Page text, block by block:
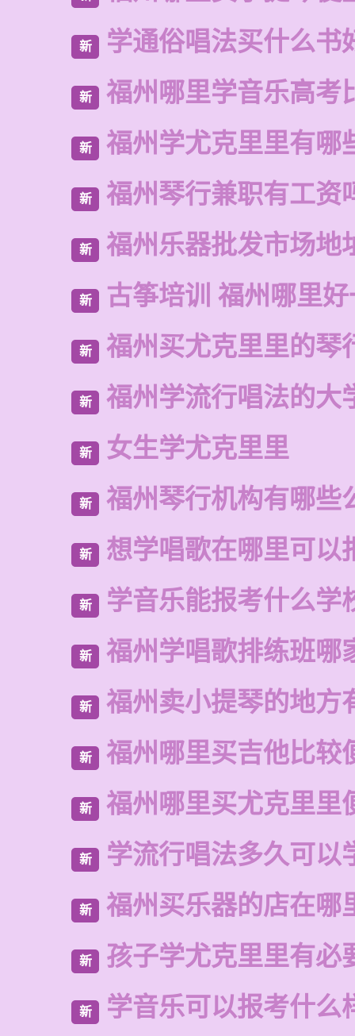
新 学通俗唱法买什么书
新 福州哪里学音乐高考
新 福州学尤克里里有哪
新 福州琴行兼职有工资
新 福州乐器批发市场地
新 古筝培训 福州哪里
新 福州买尤克里里的琴
新 福州学流行唱法的大
新 女生学尤克里里
新 福州琴行机构有哪些
新 想学唱歌在哪里可以
新 学音乐能报考什么学
新 福州学唱歌排练班哪
新 福州卖小提琴的地方
新 福州哪里买吉他比较
新 福州哪里买尤克里里
新 学流行唱法多久可以
新 福州买乐器的店在哪
新 孩子学尤克里里有必
新 学音乐可以报考什么